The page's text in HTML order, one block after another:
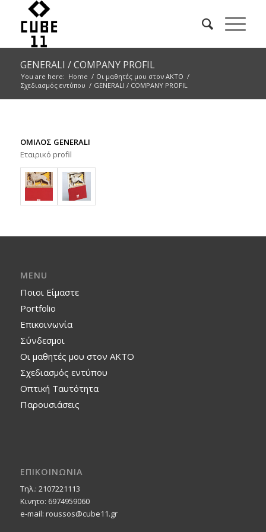
GENERALI / COMPANY PROFIL
You are here: Home / Οι μαθητές μου στον ΑΚΤΟ /
Σχεδιασμός εντύπου / GENERALI / COMPANY PROFIL
ΟΜΙΛΟΣ GENERALI
Εταιρικό profil
MENU
Ποιοι Είμαστε
Portfolio
Επικοινωνία
Σύνδεσμοι
Οι μαθητές μου στον ΑΚΤΟ
Σχεδιασμός εντύπου
Οπτική Ταυτότητα
Παρουσιάσεις
ΕΠΙΚΟΙΝΩΝΙΑ
Τηλ.: 2107221113
Κινητο: 6974959060
e-mail: roussos@cube11.gr